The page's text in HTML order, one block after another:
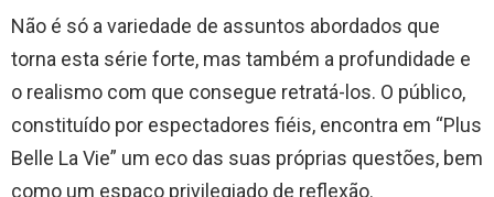
Não é só a variedade de assuntos abordados que
torna esta série forte, mas também a profundidade e
o realismo com que consegue retratá-los. O público,
constituído por espectadores fiéis, encontra em “Plus
Belle La Vie” um eco das suas próprias questões, bem
como um espaço privilegiado de reflexão.